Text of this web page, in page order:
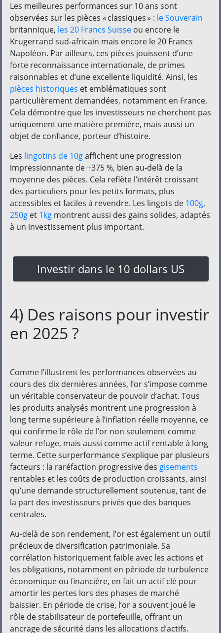
Les meilleures performances sur 10 ans sont
observées sur les pièces « classiques » : le Souverain
britannique, les 20 Francs Suisse ou encore le
Krugerrand sud-africain mais encore le 20 Francs
Napoléon. Par ailleurs, ces pièces jouissent d’une
forte reconnaissance internationale, de primes
raisonnables et d’une excellente liquidité. Ainsi, les
pièces historiques et emblématiques sont
particulièrement demandées, notamment en France.
Cela démontre que les investisseurs ne cherchent pas
uniquement une matière première, mais aussi un
objet de confiance, porteur d’histoire.
Les lingotins de 10gaffichent une progression
impressionnante de +375 %, bien au-delà de la
moyenne des pièces. Cela reflète l’intérêt croissant
des particuliers pour les petits formats, plus
accessibles et faciles à revendre. Les lingots de 100g,
250g et 1kg montrent aussi des gains solides, adaptés
à un investissement plus important.
Investir dans le 10 dollars US
4) Des raisons pour investir
en 2025 ?
Comme l’illustrent les performances observées au
cours des dix dernières années, l’or s’impose comme
un véritable conservateur de pouvoir d’achat. Tous
les produits analysés montrent une progression à
long terme supérieure à l’inflation réelle moyenne, ce
qui confirme le rôle de l’or non seulement comme
valeur refuge, mais aussi comme actif rentable à long
terme. Cette surperformance s’explique par plusieurs
facteurs : la raréfaction progressive des gisements
rentables et les coûts de production croissants, ainsi
qu’une demande structurellement soutenue, tant de
la part des investisseurs privés que des banques
centrales.
Au-delà de son rendement, l’or est également un outil
précieux de diversification patrimoniale. Sa
corrélation historiquement faible avec les actions et
les obligations, notamment en période de turbulence
économique ou financière, en fait un actif clé pour
amortir les pertes lors des phases de marché
baissier. En période de crise, l’or a souvent joué le
rôle de stabilisateur de portefeuille, offrant un
ancrage de sécurité dans les allocations d’actifs.